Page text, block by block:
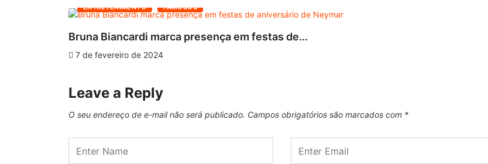
ENTRETENIMENTO FAMOSOS
Bruna Biancardi marca presença em festas de...
7 de fevereiro de 2024
Leave a Reply
O seu endereço de e-mail não será publicado. Campos obrigatórios são marcados com *